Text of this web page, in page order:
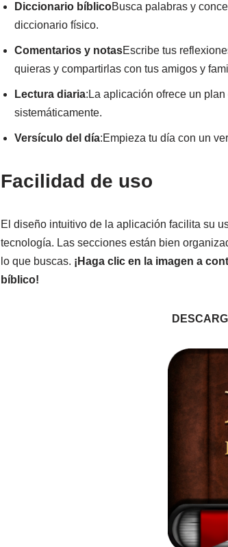
Diccionario bíblicoBusca palabras y
diccionario físico.
Comentarios y notasEscribe tus
quieras y compartirlas con tus amigos y
Lectura diaria:La aplicación ofrece un
sistemáticamente.
Versículo del día:Empieza tu día con un
Facilidad de uso
El diseño intuitivo de la aplicación facilita su
tecnología. Las secciones están bien
lo que buscas. ¡Haga clic en la imagen a
bíblico!